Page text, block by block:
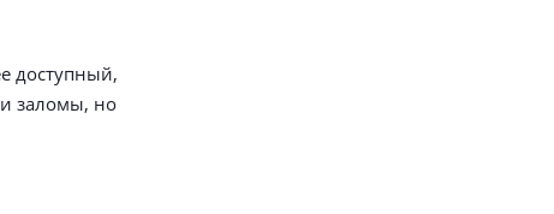
доступный,
заломы, но